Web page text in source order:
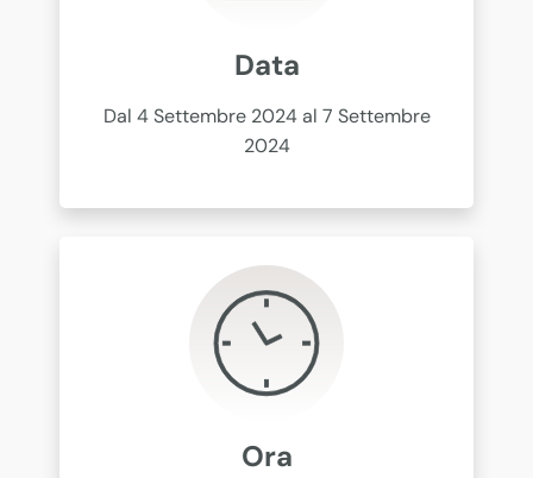
Data
Dal 4 Settembre 2024 al 7 Settembre
2024
Ora